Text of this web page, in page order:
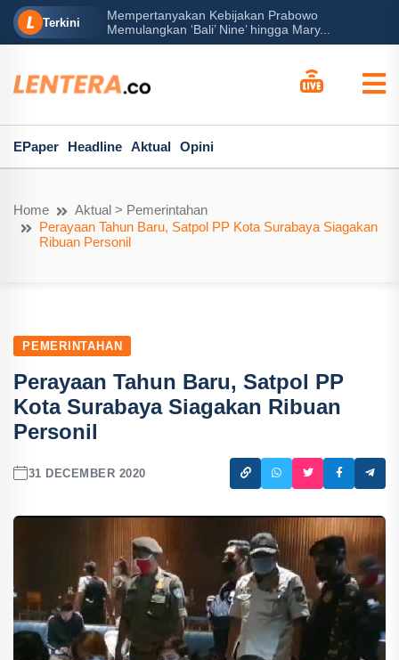
Terkini
Mempertanyakan Kebijakan Prabowo
Memulangkan ‘Bali’ Nine’ hingga Mary...
EPaper Headline Aktual Opini
Home
Aktual > Pemerintahan
Perayaan Tahun Baru, Satpol PP Kota Surabaya Siagakan
Ribuan Personil
PEMERINTAHAN
Perayaan Tahun Baru, Satpol PP
Kota Surabaya Siagakan Ribuan
Personil
31 DECEMBER 2020